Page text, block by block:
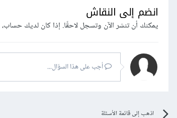
انضم إلى النقاش
يمكنك أن تنشر الآن وتسجل لاحقًا. إذا كان لديك حساب،
أجب على هذا السؤال...
اذهب إلى قائمة الأسئلة